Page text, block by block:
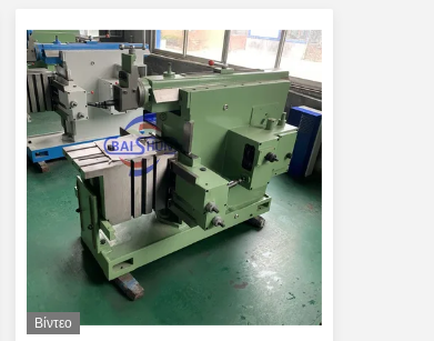
Βίντεο